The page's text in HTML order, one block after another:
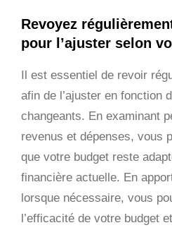
Revoyez
pour l’ajuster selon
Il est essentiel de revoir
afin de l’ajuster en fonction
changeants. En examinant
revenus et dépenses, vous
que votre budget reste
financière actuelle. En
lorsque nécessaire, vous
l’efficacité de votre budget